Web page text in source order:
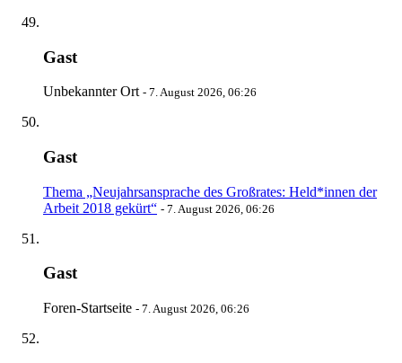
Gast
Unbekannter Ort - 7. August 2026, 06:26
Gast
Thema „Neujahrsansprache des Großrates: Held*innen der
Arbeit 2018 gekürt“ - 7. August 2026, 06:26
Gast
Foren-Startseite - 7. August 2026, 06:26